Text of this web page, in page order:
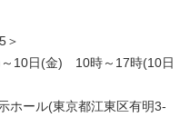
＞
10日(金) 10時～17時(10日
ホール(東京都江東区有明3-